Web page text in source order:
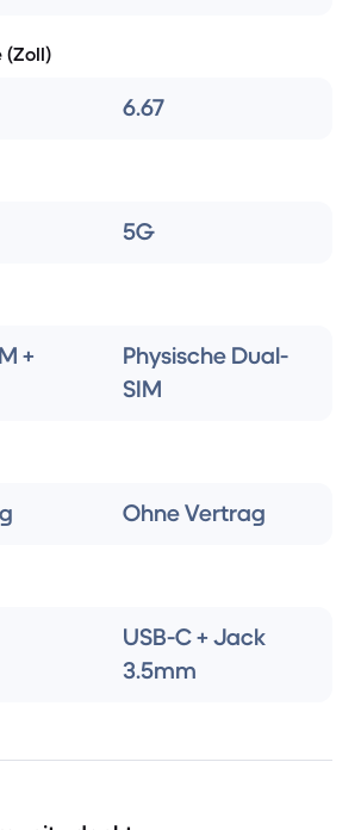
(Zoll)
6.67
5G
+
Physische Dual-
SIM
Ohne Vertrag
USB-C + Jack
3.5mm